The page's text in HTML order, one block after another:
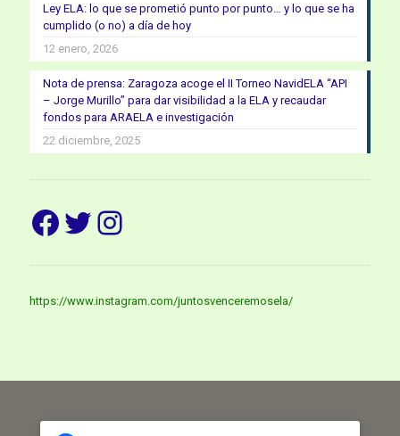
Ley ELA: lo que se prometió punto por punto… y lo que se ha
cumplido (o no) a día de hoy
12 enero, 2026
Nota de prensa: Zaragoza acoge el II Torneo NavidELA “API
– Jorge Murillo” para dar visibilidad a la ELA y recaudar
fondos para ARAELA e investigación
22 diciembre, 2025
Facebook
Twitter
Instagram
https://www.instagram.com/juntosvenceremosela/